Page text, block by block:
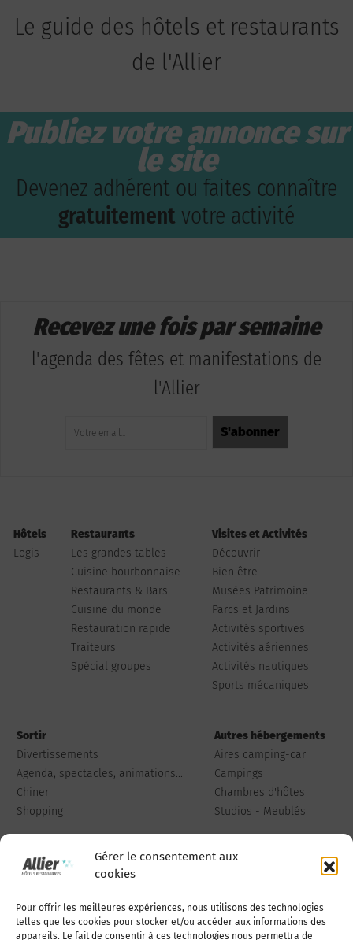
Gérer le consentement aux
cookies
Pour offrir les meilleures expériences, nous utilisons des technologies
telles que les cookies pour stocker et/ou accéder aux informations des
appareils. Le fait de consentir à ces technologies nous permettra de
Le guide des hôtels et restaurants
de l'Allier
Publiez votre annonce sur
le site
Devenez adhérent ou faites connaître
gratuitement votre activité
Recevez une fois par semaine
l'agenda des fêtes et manifestations de
l'Allier
Hôtels
Logis
Restaurants
Les grandes tables
Cuisine bourbonnaise
Restaurants & Bars
Cuisine du monde
Restauration rapide
Traiteurs
Spécial groupes
Visites et Activités
Découvrir
Bien être
Musées Patrimoine
Parcs et Jardins
Activités sportives
Activités aériennes
Activités nautiques
Sports mécaniques
Sortir
Divertissements
Agenda, spectacles, animations...
Chiner
Shopping
Autres hébergements
Aires camping-car
Campings
Chambres d'hôtes
Studios - Meublés
Qui sommes-nous Publiez votre annonce